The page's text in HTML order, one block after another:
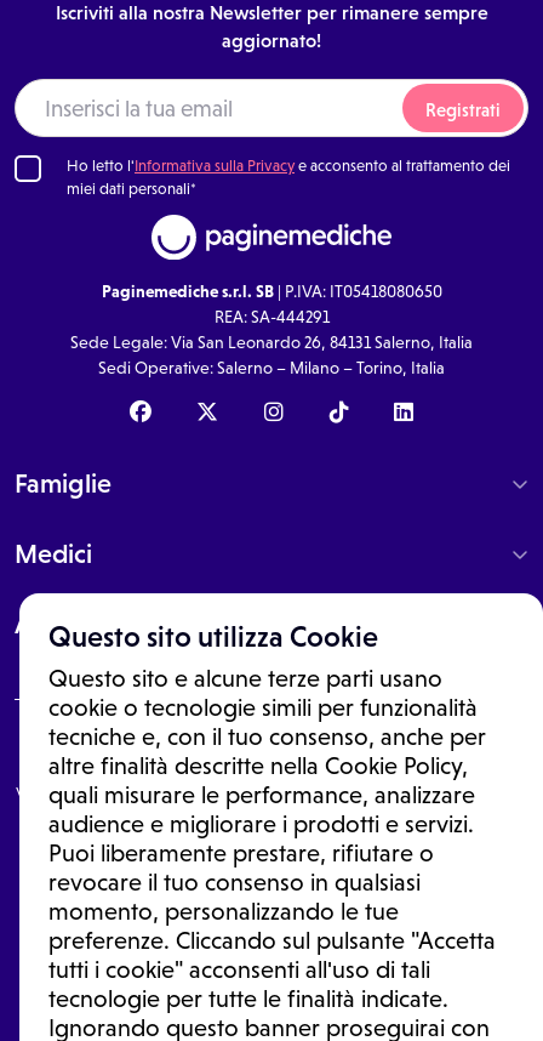
Questo sito utilizza Cookie
Questo sito e alcune terze parti usano
cookie o tecnologie simili per funzionalità
tecniche e, con il tuo consenso, anche per
altre finalità descritte nella Cookie Policy,
quali misurare le performance, analizzare
audience e migliorare i prodotti e servizi.
Puoi liberamente prestare, rifiutare o
revocare il tuo consenso in qualsiasi
momento, personalizzando le tue
preferenze. Cliccando sul pulsante "Accetta
tutti i cookie" acconsenti all'uso di tali
tecnologie per tutte le finalità indicate.
Ignorando questo banner proseguirai con
Iscriviti alla nostra Newsletter per rimanere sempre
aggiornato!
Registrati
Ho letto l'Informativa sulla Privacye acconsento al trattamento dei
miei dati personali*
Paginemediche s.r.l. SB| P.IVA: IT05418080650
REA: SA-444291
Sede Legale: Via San Leonardo 26, 84131 Salerno, Italia
Sedi Operative: Salerno – Milano – Torino, Italia
Famiglie
Medici
About
Le informazioni proposte in questo sito non sono un consulto medico.
In nessun caso, queste informazioni sostituiscono un consulto, una
visita o una diagnosi formulata dal medico. Non si devono considerare
le informazioni disponibili come suggerimenti per la formulazione di
una diagnosi, la determinazione di un trattamento o l'assunzione o
sospensione di un farmaco senza prima consultare un medico di
medicina generale o uno specialista.
Condizioni di utilizzo|Privacy Policy |Gestione Cookie
Ⓒ 2026 | Tutti i diritti riservati.